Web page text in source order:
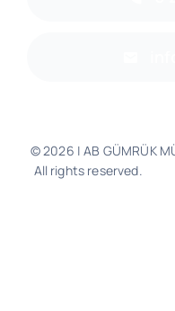
© 2026 | AB GÜMRÜK
All rights reserved.